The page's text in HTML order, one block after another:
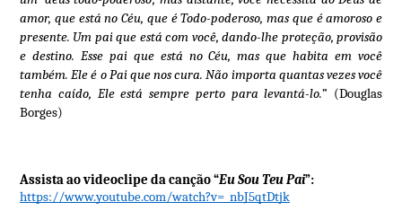
amor, que está no Céu, que é Todo-poderoso, mas que é amoroso e
presente. Um pai que está com você, dando-lhe proteção, provisão
e destino. Esse pai que está no Céu, mas que habita em você
também. Ele é o Pai que nos cura. Não importa quantas vezes você
tenha caído, Ele está sempre perto para levantá-lo.” (Douglas
Borges)
Assista ao videoclipe da canção “Eu Sou Teu Pai”:
https://www.youtube.com/watch?v=_nbJ5qtDtjk